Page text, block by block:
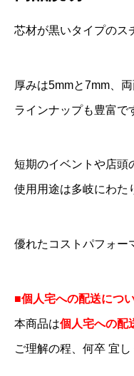
芯材が黒いタイプのス
厚みは5mmと7mm、
ラインナップも豊富で
短期のイベントや店頭
使用用途は多岐にわた
優れたコストパフォー
■個人宅への配送につ
本商品は個人宅への配
ご理解の程、何卒 宜し